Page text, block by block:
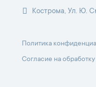
Кострома, Ул. Ю.
Политика
Согласие на